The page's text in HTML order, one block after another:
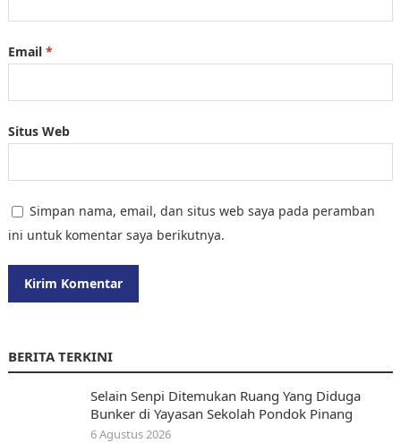
Email *
Situs Web
Simpan nama, email, dan situs web saya pada peramban
ini untuk komentar saya berikutnya.
BERITA TERKINI
Selain Senpi Ditemukan Ruang Yang Diduga
Bunker di Yayasan Sekolah Pondok Pinang
6 Agustus 2026